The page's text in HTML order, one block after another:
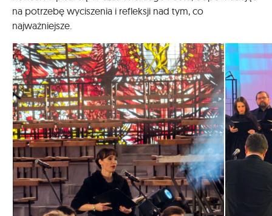
na potrzebę wyciszenia i refleksji nad tym, co
najważniejsze.